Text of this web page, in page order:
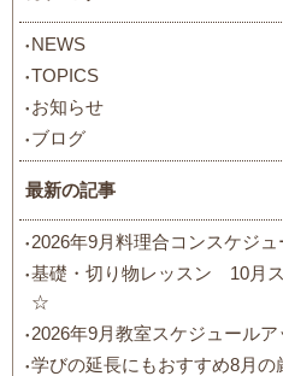
NEWS
TOPICS
お知らせ
ブログ
最新の記事
2026年9月料理合コンスケジ
基礎・切り物レッスン 10月
☆
2026年9月教室スケジュール
学びの延長にもおすすめ8月